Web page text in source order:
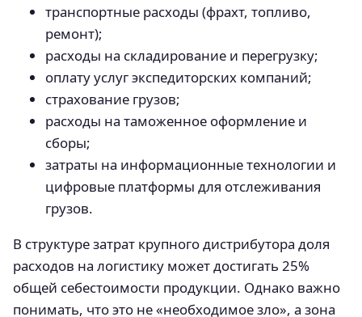
транспортные расходы (фрахт, топливо,
ремонт);
расходы на складирование и перегрузку;
оплату услуг экспедиторских компаний;
страхование грузов;
расходы на таможенное оформление и
сборы;
затраты на информационные технологии и
цифровые платформы для отслеживания
грузов.
В структуре затрат крупного дистрибутора доля
расходов на логистику может достигать 25%
общей себестоимости продукции. Однако важно
понимать, что это не «необходимое зло», а зона